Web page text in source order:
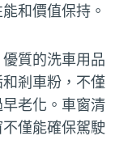
和價值保持。
質的洗車用品
剎車粉，不僅
老化。車窗清
僅能確保駕駛